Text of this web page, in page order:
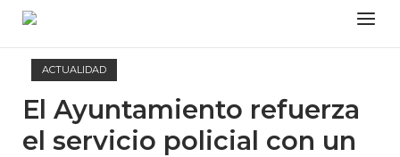
Skip
content
Menu
ACTUALIDAD
El Ayuntamiento refuerza
el servicio policial con un